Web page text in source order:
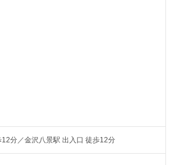
分／金沢八景駅 出入口 徒歩12分